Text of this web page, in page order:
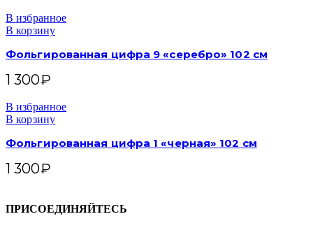
В избранное
В корзину
Фольгированная цифра 9 «серебро» 102 см
1 300₽
В избранное
В корзину
Фольгированная цифра 1 «черная» 102 см
1 300₽
ПРИСОЕДИНЯЙТЕСЬ